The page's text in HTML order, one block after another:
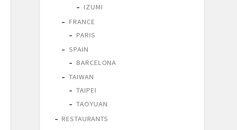
IZUMI
FRANCE
PARIS
SPAIN
BARCELONA
TAIWAN
TAIPEI
TAOYUAN
RESTAURANTS